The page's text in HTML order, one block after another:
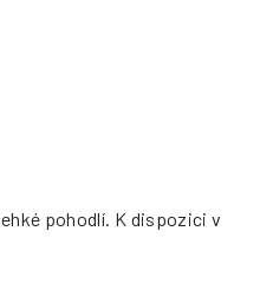
pohodlí. K dispozici v